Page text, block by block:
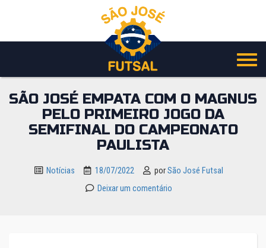
o
SÃO JOSÉ EMPATA COM O MAGNUS
PELO PRIMEIRO JOGO DA
SEMIFINAL DO CAMPEONATO
PAULISTA
Notícias 18/07/2022 porSão José Futsal
Deixar um comentário